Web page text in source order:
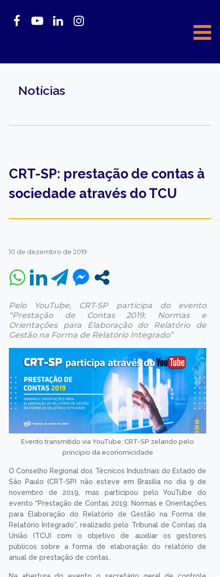
Notícias
CRT-SP: prestação de contas à
sociedade através do TCU
10 de dezembro de 2019
Pelo YouTube, CRT-SP participa do evento
“Prestação de Contas 2019: Normas e
Orientações para Elaboração do Relatório de
Gestão na Forma de Relatório Integrado”
Evento transmitido via YouTube: CRT-SP zelando pelo
principio da economicidade
O Conselho Regional dos Técnicos Industriais do Estado de
São Paulo (CRT-SP) não esteve em Brasília no dia 9 de
novembro de 2019, mas participou pelo YouTube do
evento “Prestação de Contas 2019: Normas e Orientações
para Elaboração do Relatório de Gestão na Forma de
Relatório Integrado”, realizado pelo Tribunal de Contas da
União (TCU) com o objetivo de auxiliar os gestores
públicos sobre a forma de elaboração do relatório de
anual de prestação de contas.